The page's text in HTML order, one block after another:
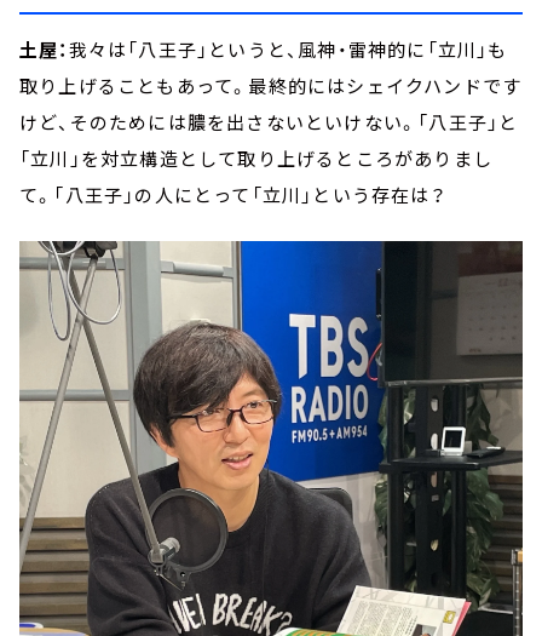
土屋：我々は「八王子」というと、風神・雷神的に「立川」も
取り上げることもあって。最終的にはシェイクハンドです
けど、そのためには膿を出さないといけない。「八王子」と
「立川」を対立構造として取り上げるところがありまし
て。「八王子」の人にとって「立川」という存在は？